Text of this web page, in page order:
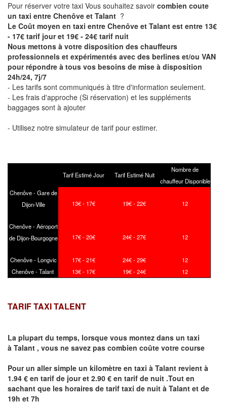
Pour réserver votre taxi Vous souhaitez savoir combien coute
un taxi entre Chenôve et Talant ?
Le Coût moyen en taxi entre Chenôve et Talant est entre 13€
- 17€ tarif jour et 19€ - 24€ tarif nuit
Nous mettons à votre disposition des chauffeurs
professionnels et expérimentés avec des berlines et/ou VAN
pour répondre à tous vos besoins de mise à disposition
24h/24, 7j/7
- Les tarifs sont communiqués à titre d'information seulement.
- Les frais d'approche (Si réservation) et les suppléments
baggages sont à ajouter
- Utilisez notre simulateur de tarif pour estimer.
Tarif Estimé Jour Tarif Estimé Nuit
Nombre de
chauffeur Disponible
Chenôve - Gare de
Dijon-Ville
13€ - 17€ 19€ - 22€ 12
Chenôve - Aéroport
de Dijon-Bourgogne
17€ - 20€ 24€ - 27€ 12
Chenôve - Longvic 17€ - 21€ 24€ - 29€
12
Chenôve - Talant
13€ - 17€ 19€ - 24€ 12
TARIF TAXI TALENT
La plupart du temps, lorsque vous montez dans un taxi
à Talant , vous ne savez pas combien coûte votre course
Pour un aller simple un kilomètre en taxi à Talant revient à
1.94 € en tarif de jour et 2.90 € en tarif de nuit .Tout en
sachant que les horaires de tarif taxi de nuit à Talant et de
19h et 7h